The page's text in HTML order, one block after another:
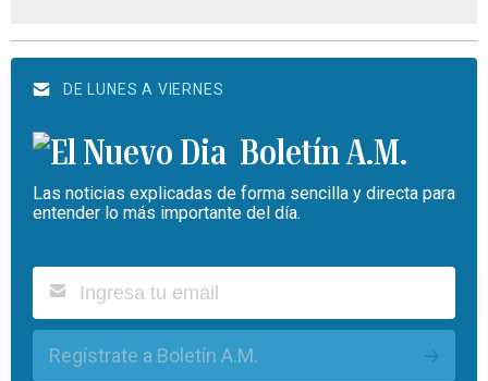
DE LUNES A VIERNES
Boletín A.M.
Las noticias explicadas de forma sencilla y directa para
entender lo más importante del día.
Regístrate a Boletín A.M.